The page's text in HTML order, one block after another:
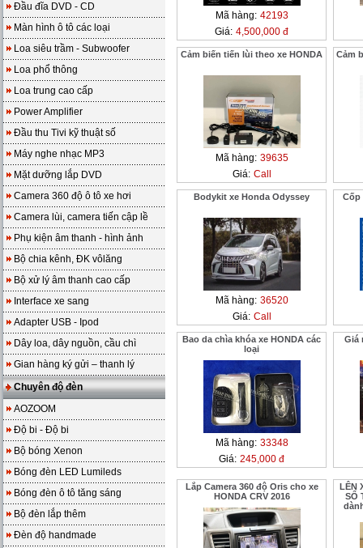
Đầu đĩa DVD - CD
Màn hình ô tô các loại
Loa siêu trầm - Subwoofer
Loa phổ thông
Loa trung cao cấp
Power Amplifier
Đầu thu Tivi kỹ thuật số
Máy nghe nhạc MP3
Mặt dưỡng lắp DVD
Camera 360 độ ô tô xe hơi
Camera lùi, camera tiến cập lề
Phụ kiện âm thanh - hình ảnh
Bộ chia kênh, ĐK vôlăng
Bộ xử lý âm thanh cao cấp
Interface xe sang
Adapter USB - Ipod
Dây loa, dây nguồn, cầu chì
Gian hàng ký gửi – thanh lý
Chuyên độ đèn
AOZOOM
Độ bi - Độ bi
Bộ bóng Xenon
Bóng đèn LED Lumileds
Bóng đèn ô tô tăng sáng
Bộ đèn lắp thêm
Đèn độ handmade
Mã hàng: 42193
Giá: 4,500,000 đ
Cảm biến tiến lùi theo xe HONDA
Mã hàng: 39635
Giá: Call
Cảm
Bodykit xe Honda Odyssey
Mã hàng: 36520
Giá: Call
Cốp
Bao da chìa khóa xe HONDA các
loại
Mã hàng: 33348
Giá: 245,000 đ
Giá
Lắp Camera 360 độ Oris cho xe
HONDA CRV 2016
LÊN
SỔ